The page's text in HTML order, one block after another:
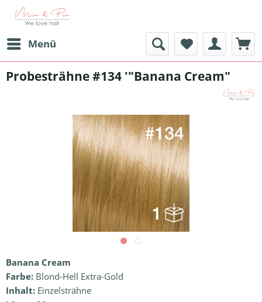
Menü
Probesträhne #134 '"Banana Cream"
Banana Cream
Farbe: Blond-Hell Extra-Gold
Inhalt: Einzelsträhne